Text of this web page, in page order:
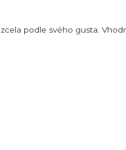
podle svého gusta.